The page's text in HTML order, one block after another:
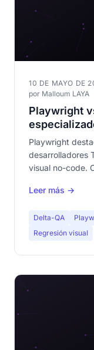
10 DE MAYO DE
por Malloum LAYA
Playwright
2026
Playwright
desarrolladores
visual no-code.
Leer más →
Delta-QA
Regresión visual